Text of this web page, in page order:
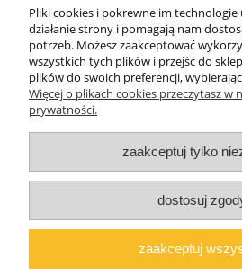
Wymiary paczek: 130x52x9 cm,
Pomoc
O firmie
Polski producent mebli ALMER
Radomsko, woj. łódzkie | NIP:
marcin@almermeble.pl|
Pliki cookies i pokrewne im
działanie strony i pomagają nam
potrzeb. Możesz zaakceptować
wszystkich tych plików i przejść do
plików do swoich preferencji,
Więcej o plikach cookies przeczytasz w
prywatności.
zaakceptuj tylko
dostosuj
zaakceptuj